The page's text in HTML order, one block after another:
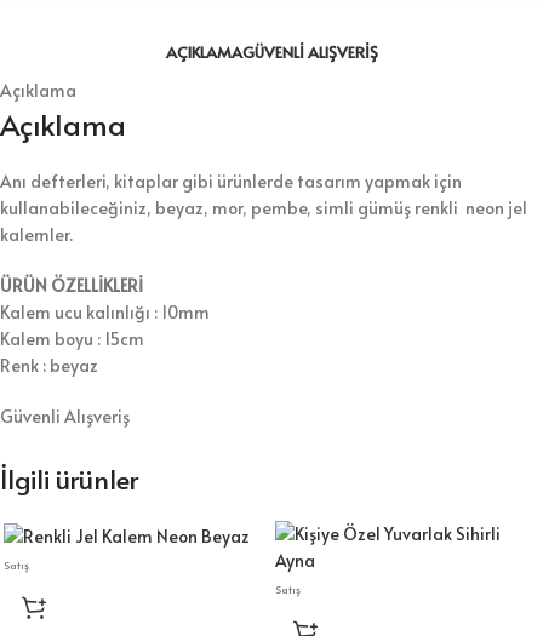
AÇIKLAMAGÜVENLI ALIŞVERIŞ
Açıklama
Açıklama
Anı defterleri, kitaplar gibi ürünlerde tasarım yapmak için
kullanabileceğiniz, beyaz, mor, pembe, simli gümüş renkli neon jel
kalemler.
ÜRÜN ÖZELLİKLERİ
Kalem ucu kalınlığı : 10mm
Kalem boyu : 15cm
Renk : beyaz
Güvenli Alışveriş
İlgili ürünler
Satış
Satış